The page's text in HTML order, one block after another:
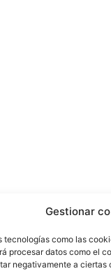
Gestionar
como las
procesar datos como el
negativamente a